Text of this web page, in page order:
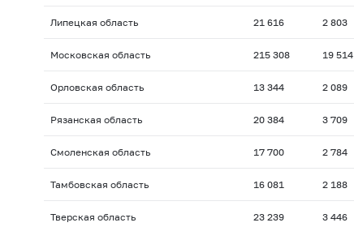
Липецкая область 21 616 2 803
Московская область 215 308 19 514
Орловская область 13 344 2 089
Рязанская область 20 384 3 709
Смоленская область 17 700 2 784
Тамбовская область 16 081 2 188
Тверская область 23 239 3 446